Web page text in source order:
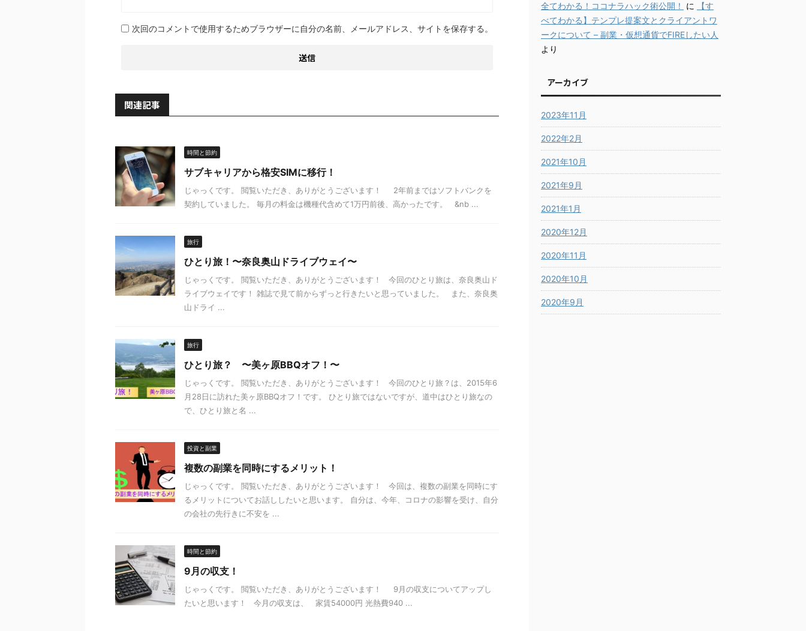
次回のコメントで使用するためブラウザーに自分の名前、メールアドレス、サイトを保存する。
関連記事
時間と節約
サブキャリアから格安SIMに移行！
じゃっくです。 閲覧いただき、ありがとうございます！ 2年前まではソフトバンクを
契約していました。 毎月の料金は機種代含めて1万円前後、高かったです。 &nb ...
旅行
ひとり旅！〜奈良奥山ドライブウェイ〜
じゃっくです。 閲覧いただき、ありがとうございます！ 今回のひとり旅は、奈良奥山ド
ライブウェイです！ 雑誌で見て前からずっと行きたいと思っていました。 また、奈良奥
山ドライ ...
旅行
ひとり旅？ 〜美ヶ原BBQオフ！〜
じゃっくです。 閲覧いただき、ありがとうございます！ 今回のひとり旅？は、2015年6
月28日に訪れた美ヶ原BBQオフ！です。 ひとり旅ではないですが、道中はひとり旅なの
で、ひとり旅と名 ...
投資と副業
複数の副業を同時にするメリット！
じゃっくです。 閲覧いただき、ありがとうございます！ 今回は、複数の副業を同時にす
るメリットについてお話ししたいと思います。 自分は、今年、コロナの影響を受け、自分
の会社の先行きに不安を ...
時間と節約
9月の収支！
じゃっくです。 閲覧いただき、ありがとうございます！ 9月の収支についてアップし
たいと思います！ 今月の収支は、 家賃54000円 光熱費940 ...
全てわかる！ココナラハック術公開！
に
【す
べてわかる】テンプレ提案文とクライアントワ
ークについて – 副業・仮想通貨でFIREしたい人
より
アーカイブ
2023年11月
2022年2月
2021年10月
2021年9月
2021年1月
2020年12月
2020年11月
2020年10月
2020年9月